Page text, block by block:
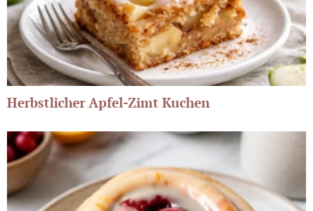
Herbstlicher Apfel-Zimt Kuchen